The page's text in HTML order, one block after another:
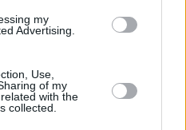
my
Advertising.
Use,
of my
with the
collected.